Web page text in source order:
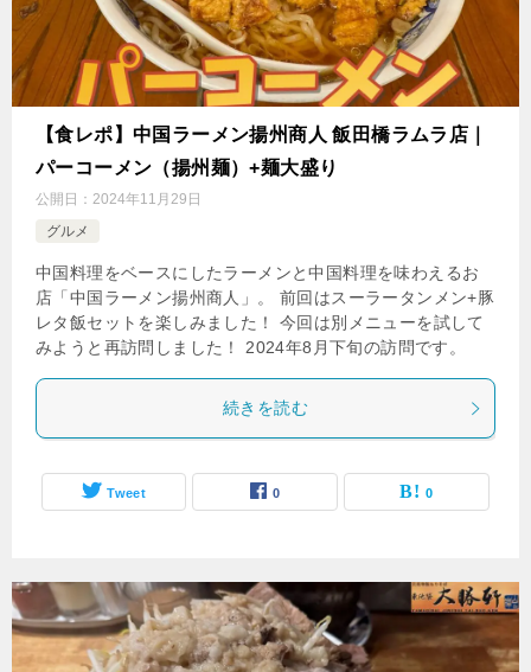
【食レポ】中国ラーメン揚州商人 飯田橋ラムラ店｜
パーコーメン（揚州麺）+麺大盛り
公開日： 2024年11月29日
グルメ
中国料理をベースにしたラーメンと中国料理を味わえるお
店「中国ラーメン揚州商人」。 前回はスーラータンメン+豚
レタ飯セットを楽しみました！ 今回は別メニューを試して
みようと再訪問しました！ 2024年8月下旬の訪問です。
続きを読む
Tweet 0 0